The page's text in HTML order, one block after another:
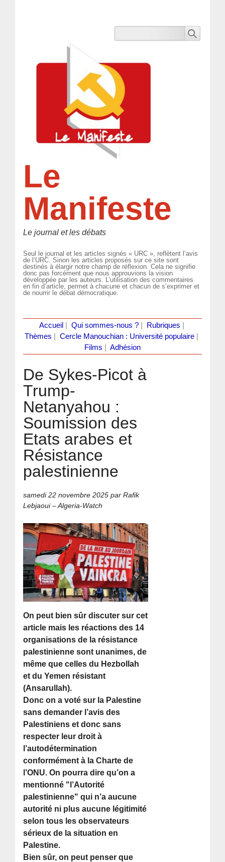
Le
Manifeste
Le journal et les débats
Seul le journal et les articles signés « URC », reflètent l’avis
de l’URC. Sinon les articles proposés sur ce site sont
destinés à élargir notre champ de réflexion. Cela ne signifie
donc pas forcément que nous approuvions la vision
développée par les auteurs. L’utilisation des commentaires
en fin d’article, permet à chacune et chacun de s’exprimer et
de nourrir le débat démocratique.
Accueil Qui sommes-nous ?| Rubriques
Thèmes
Cercle Manouchian : Université populaire
Films
Adhésion
De Sykes-Picot à
Trump-
Netanyahou :
Soumission des
Etats arabes et
Résistance
palestinienne
samedi 22 novembre 2025 par Rafik
Lebjaoui – Algeria-Watch
On peut bien sûr discuter sur cet
article mais les réactions des 14
organisations de la résistance
palestinienne sont unanimes, de
même que celles du Hezbollah
et du Yemen résistant
(Ansarullah).
Donc on a voté sur la Palestine
sans demander l’avis des
Palestiniens et donc sans
respecter leur droit à
l’autodétermination
conformément à la Charte de
l’ONU. On pourra dire qu’on a
mentionné "l’Autorité
palestinienne" qui n’a aucune
autorité ni plus aucune légitimité
selon tous les observateurs
sérieux de la situation en
Palestine.
Bien sûr, on peut penser que